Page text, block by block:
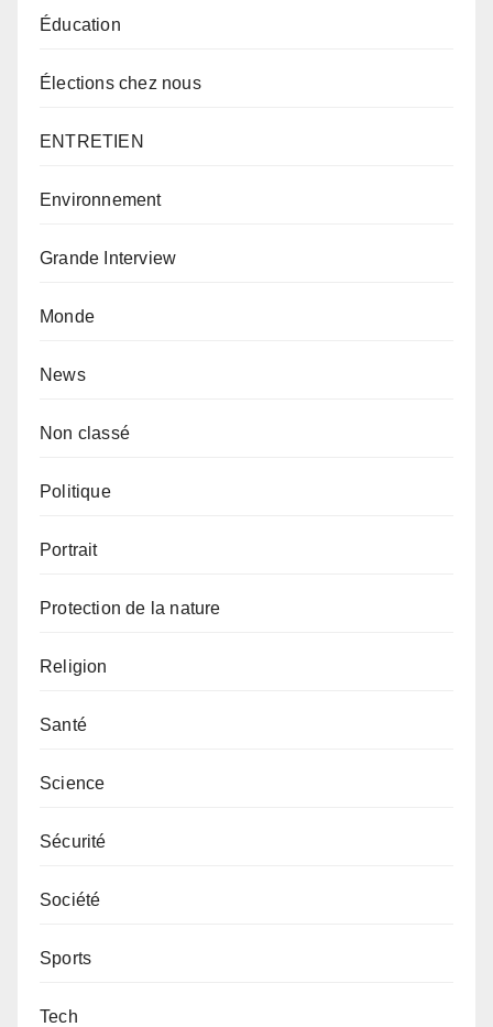
Éducation
Élections chez nous
ENTRETIEN
Environnement
Grande Interview
Monde
News
Non classé
Politique
Portrait
Protection de la nature
Religion
Santé
Science
Sécurité
Société
Sports
Tech